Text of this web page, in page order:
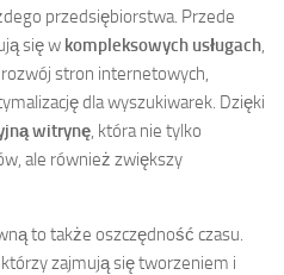
przedsiębiorstwa. Przede
się w kompleksowych usługach,
stron internetowych,
dla wyszukiwarek. Dzięki
witrynę, która nie tylko
ale również zwiększy
to także oszczędność czasu.
zajmują się tworzeniem i